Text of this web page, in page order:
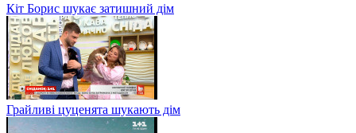
Кіт Борис шукає затишний дім
Грайливі цуценята шукають дім